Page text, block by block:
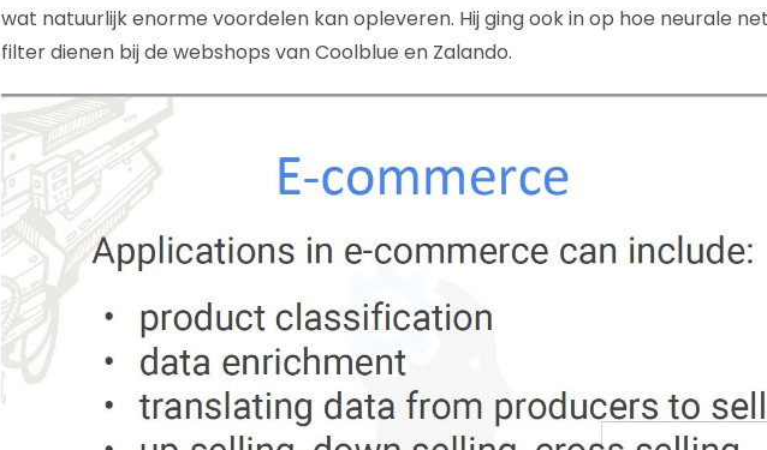
wat natuurlijk enorme voordelen kan opleveren. Hij ging ook in op hoe neurale
filter dienen bij de webshops van Coolblue en Zalando.